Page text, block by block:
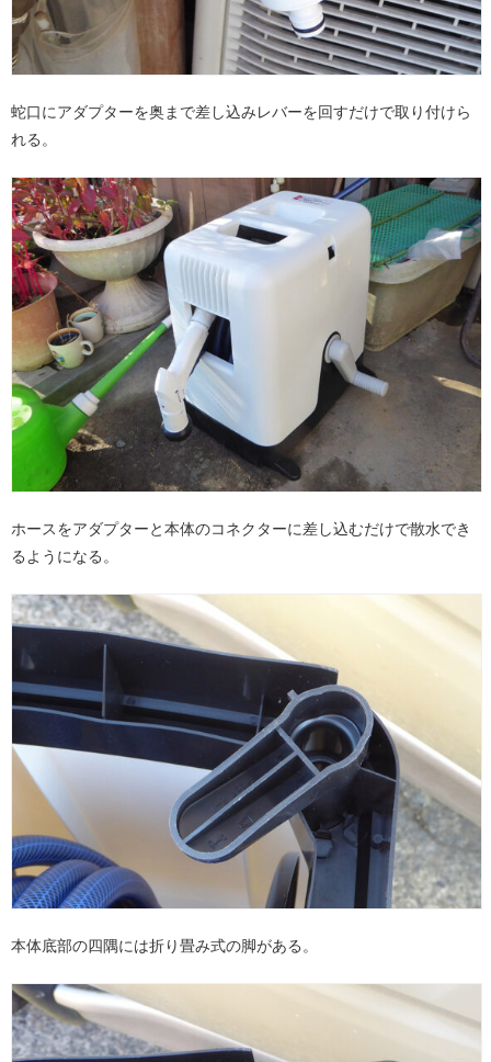
蛇口にアダプターを奥まで差し込みレバーを回すだけで取り付けら
れる。
ホースをアダプターと本体のコネクターに差し込むだけで散水でき
るようになる。
本体底部の四隅には折り畳み式の脚がある。